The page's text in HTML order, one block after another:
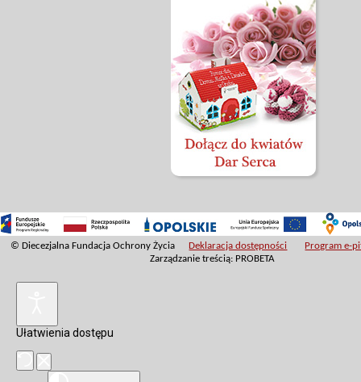
© Diecezjalna Fundacja Ochrony Życia Deklaracja dostępności
Program e-
Zarządzanie treścią: PROBETA
Ułatwienia dostępu